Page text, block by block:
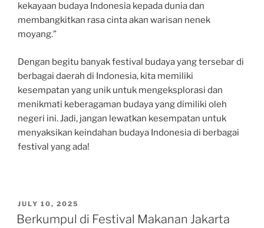
kekayaan budaya Indonesia kepada dunia dan
membangkitkan rasa cinta akan warisan nenek
moyang.”
Dengan begitu banyak festival budaya yang tersebar di
berbagai daerah di Indonesia, kita memiliki
kesempatan yang unik untuk mengeksplorasi dan
menikmati keberagaman budaya yang dimiliki oleh
negeri ini. Jadi, jangan lewatkan kesempatan untuk
menyaksikan keindahan budaya Indonesia di berbagai
festival yang ada!
POSTED
ON
JULY 10, 2025
Berkumpul di Festival Makanan Jakarta